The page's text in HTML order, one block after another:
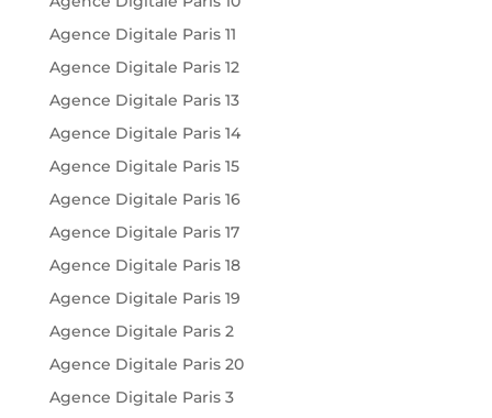
Agence Digitale Paris 11
Agence Digitale Paris 12
Agence Digitale Paris 13
Agence Digitale Paris 14
Agence Digitale Paris 15
Agence Digitale Paris 16
Agence Digitale Paris 17
Agence Digitale Paris 18
Agence Digitale Paris 19
Agence Digitale Paris 2
Agence Digitale Paris 20
Agence Digitale Paris 3